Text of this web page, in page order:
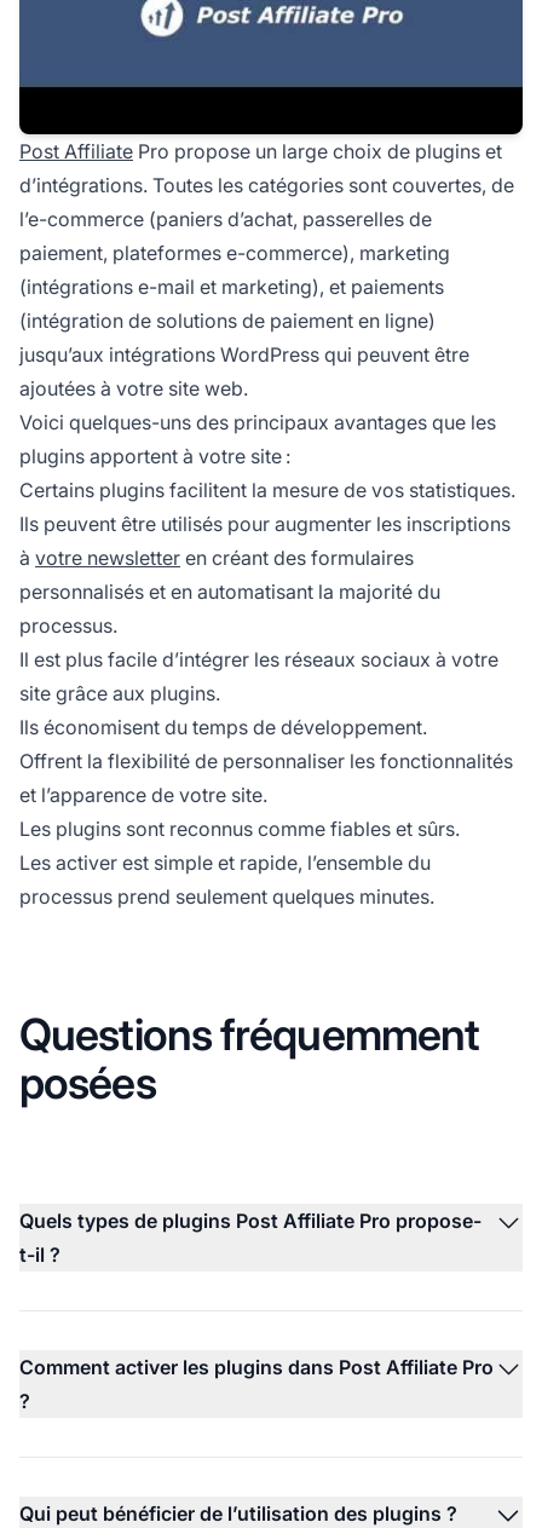
Post Affiliate Pro propose un large choix de plugins et
d’intégrations. Toutes les catégories sont couvertes, de
l’e-commerce (paniers d’achat, passerelles de
paiement, plateformes e-commerce), marketing
(intégrations e-mail et marketing), et paiements
(intégration de solutions de paiement en ligne)
jusqu’aux intégrations WordPress qui peuvent être
ajoutées à votre site web.
Voici quelques-uns des principaux avantages que les
plugins apportent à votre site :
Certains plugins facilitent la mesure de vos statistiques.
Ils peuvent être utilisés pour augmenter les inscriptions
à votre newsletter en créant des formulaires
personnalisés et en automatisant la majorité du
processus.
Il est plus facile d’intégrer les réseaux sociaux à votre
site grâce aux plugins.
Ils économisent du temps de développement.
Offrent la flexibilité de personnaliser les fonctionnalités
et l’apparence de votre site.
Les plugins sont reconnus comme fiables et sûrs.
Les activer est simple et rapide, l’ensemble du
processus prend seulement quelques minutes.
Questions fréquemment
posées
Quels types de plugins Post Affiliate Pro propose-
t-il ?
Comment activer les plugins dans Post Affiliate Pro
?
Qui peut bénéficier de l’utilisation des plugins ?